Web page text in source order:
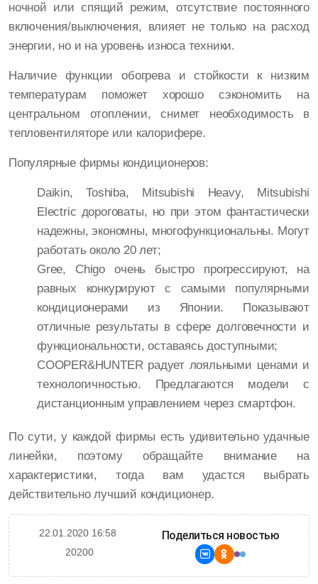
ночной или спящий режим, отсутствие постоянного
включения/выключения, влияет не только на расход
энергии, но и на уровень износа техники.
Наличие функции обогрева и стойкости к низким
температурам поможет хорошо сэкономить на
центральном отоплении, снимет необходимость в
тепловентиляторе или калорифере.
Популярные фирмы кондиционеров:
Daikin, Toshiba, Mitsubishi Heavy, Mitsubishi
Electric дороговаты, но при этом фантастически
надежны, экономны, многофункциональны. Могут
работать около 20 лет;
Gree, Chigo очень быстро прогрессируют, на
равных конкурируют с самыми популярными
кондиционерами из Японии. Показывают
отличные результаты в сфере долговечности и
функциональности, оставаясь доступными;
COOPER&HUNTER радует лояльными ценами и
технологичностью. Предлагаются модели с
дистанционным управлением через смартфон.
По сути, у каждой фирмы есть удивительно удачные
линейки, поэтому обращайте внимание на
характеристики, тогда вам удастся выбрать
действительно лучший кондиционер.
22.01.2020 16:58
20200
Поделиться новостью